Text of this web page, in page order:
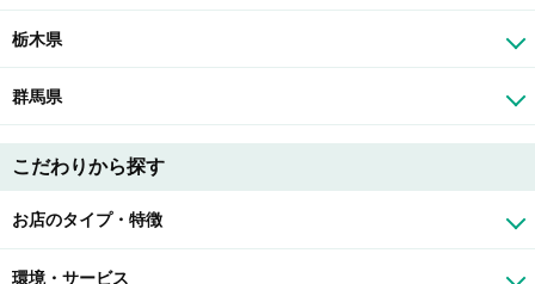
栃木県
群馬県
こだわりから探す
お店のタイプ・特徴
環境・サービス